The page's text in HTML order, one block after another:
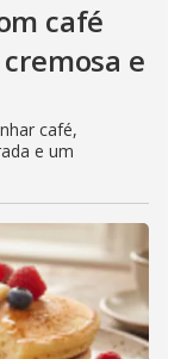
café
e
café,
e um